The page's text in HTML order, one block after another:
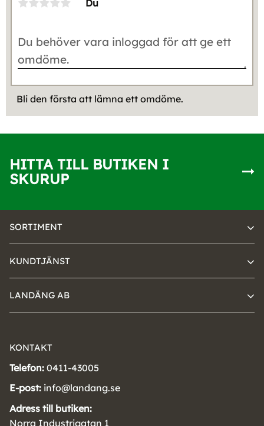
Du
Bli den första att lämna ett omdöme.
HITTA TILL BUTIKEN I
SKURUP
SORTIMENT
KUNDTJÄNST
LANDÄNG AB
KONTAKT
Telefon: 0411-43005
E-post: info@landang.se
Adress till butiken:
Norra Industrigatan 1